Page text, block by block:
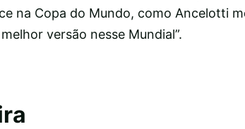
na Copa do Mundo, como Ancelotti
versão nesse Mundial”.